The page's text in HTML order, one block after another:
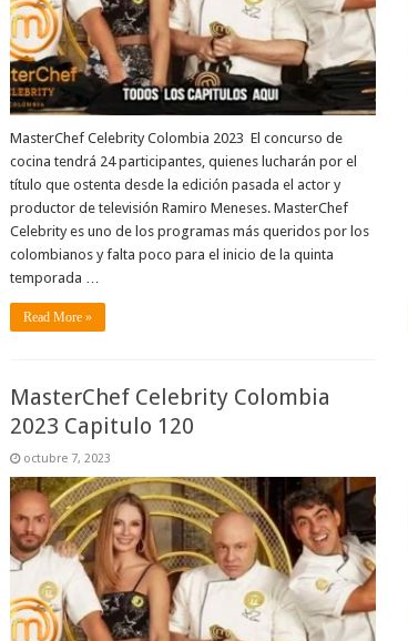
MasterChef Celebrity Colombia 2023 El concurso de
cocina tendrá 24 participantes, quienes lucharán por el
título que ostenta desde la edición pasada el actor y
productor de televisión Ramiro Meneses. MasterChef
Celebrity es uno de los programas más queridos por los
colombianos y falta poco para el inicio de la quinta
temporada …
Read More »
MasterChef Celebrity Colombia
2023 Capitulo 120
octubre 7, 2023